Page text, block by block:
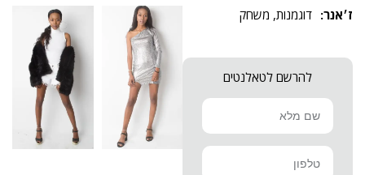
דוגמנות,משחק
להרשם לטאלנטים